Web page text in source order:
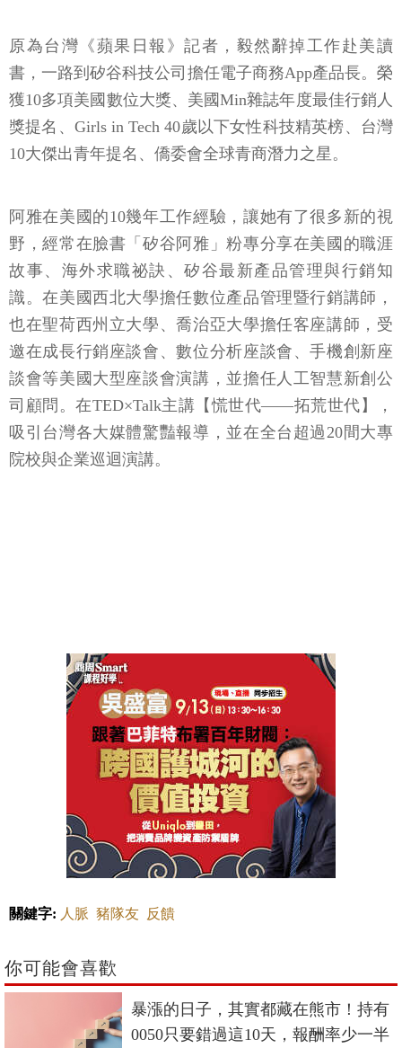
原為台灣《蘋果日報》記者，毅然辭掉工作赴美讀
書，一路到矽谷科技公司擔任電子商務App產品長。榮
獲10多項美國數位大獎、美國Min雜誌年度最佳行銷人
獎提名、Girls in Tech 40歲以下女性科技精英榜、台灣
10大傑出青年提名、僑委會全球青商潛力之星。
阿雅在美國的10幾年工作經驗，讓她有了很多新的視
野，經常在臉書「矽谷阿雅」粉專分享在美國的職涯
故事、海外求職祕訣、矽谷最新產品管理與行銷知
識。在美國西北大學擔任數位產品管理暨行銷講師，
也在聖荷西州立大學、喬治亞大學擔任客座講師，受
邀在成長行銷座談會、數位分析座談會、手機創新座
談會等美國大型座談會演講，並擔任人工智慧新創公
司顧問。在TED×Talk主講【慌世代——拓荒世代】，
吸引台灣各大媒體驚豔報導，並在全台超過20間大專
院校與企業巡迴演講。
關鍵字: 人脈 豬隊友 反饋
你可能會喜歡
暴漲的日子，其實都藏在熊市！持有
0050只要錯過這10天，報酬率少一半